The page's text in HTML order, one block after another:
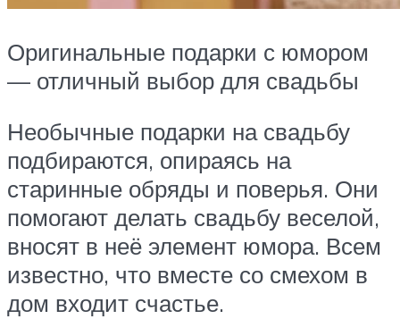
Оригинальные подарки с юмором
— отличный выбор для свадьбы
Необычные подарки на свадьбу
подбираются, опираясь на
старинные обряды и поверья. Они
помогают делать свадьбу веселой,
вносят в неё элемент юмора. Всем
известно, что вместе со смехом в
дом входит счастье.